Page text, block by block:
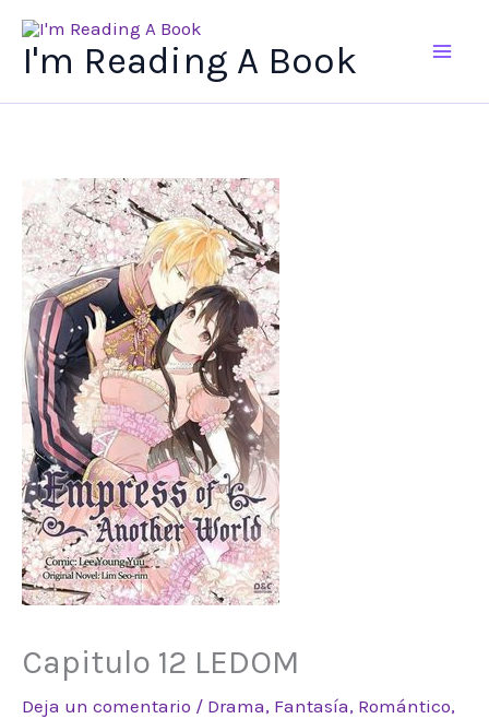
I'm Reading A Book
Capitulo 12 LEDOM
Deja un comentario / Drama, Fantasía, Romántico,